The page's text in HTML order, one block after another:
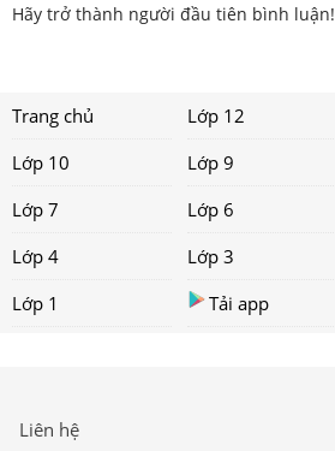
Hãy trở thành người đầu tiên bình luận!
Trang chủ Lớp 12
Lớp 10
Lớp 9
Lớp 7
Lớp 6
Lớp 4
Lớp 3
Lớp 1
Tải app
Liên hệ